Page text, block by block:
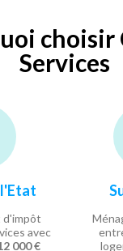
choisir
Services
d'impôt
avec
000 €